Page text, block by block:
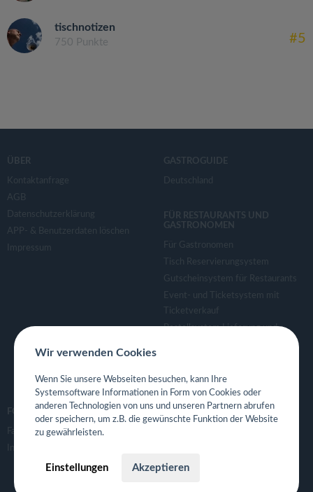
tischnotizen
750 Punkte #5
ÜBER
Kontaktanfrage
AGB
Datenschutzerklärung
APP- & Benutzerdaten löschen
Impressum
GASTROGUIDE
Deutschland
FÜR RESTAURANTS UND
GASTRONOMEN
Für Gastronomen
Tisch Reservierungsystem
Gutscheinsystem für Restaurants
Event- und Ticketsystem mit
Ticketverkauf
Bestellsystem Lieferung und
Eigene App für Restaurant
FOLGE UNS
Facebook
Instagram
Wir verwenden Cookies
Wenn Sie unsere Webseiten besuchen, kann Ihre
Systemsoftware Informationen in Form von Cookies oder
anderen Technologien von uns und unseren Partnern abrufen
oder speichern, um z.B. die gewünschte Funktion der Website
zu gewährleisten.
Einstellungen Akzeptieren